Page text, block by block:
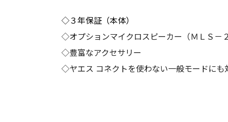
◇３年保証（本体）
◇オプションマイクロスピーカー（ＭＬＳ－
◇豊富なアクセサリー
◇ヤエス コネクトを使わない一般モードにも